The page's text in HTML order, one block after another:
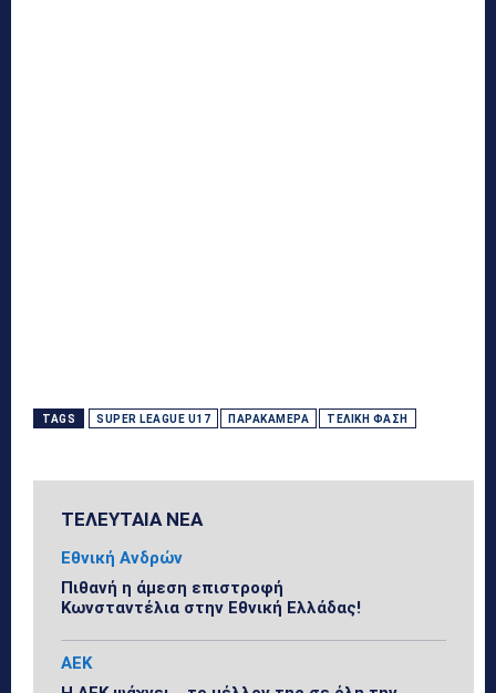
TAGS SUPER LEAGUE U17 ΠΑΡΑΚΆΜΕΡΑ ΤΕΛΙΚΉ ΦΆΣΗ
ΤΕΛΕΥΤΑΙΑ ΝΕΑ
Εθνική Ανδρών
Πιθανή η άμεση επιστροφή
Κωνσταντέλια στην Εθνική Ελλάδας!
ΑΕΚ